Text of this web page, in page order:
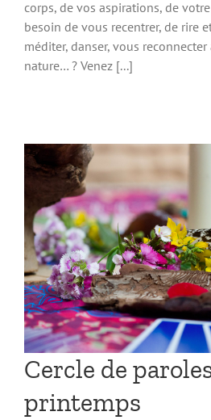
corps, de vos aspirations, de
besoin de vous recentrer, de rire
méditer, danser, vous
nature… ? Venez [...]
Cercle de
printemps